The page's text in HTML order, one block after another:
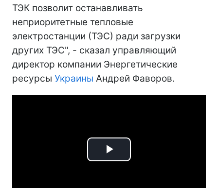
ТЭК позволит останавливать
неприоритетные тепловые
электростанции (ТЭС) ради загрузки
других ТЭС", - сказал управляющий
директор компании Энергетические
ресурсы Украины Андрей Фаворов.
Play